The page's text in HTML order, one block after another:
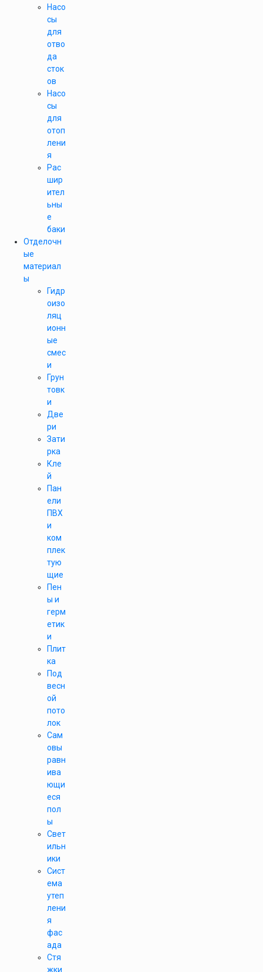
Насо
сы
для
отво
да
сток
ов
Насо
сы
для
отоп
лени
я
Рас
шир
ител
ьны
е
баки
Отделочн
ые
материал
ы
Гидр
оизо
ляц
ионн
ые
смес
и
Грун
товк
и
Две
ри
Зати
рка
Кле
й
Пан
ели
ПВХ
и
ком
плек
тую
щие
Пен
ы и
герм
етик
и
Плит
ка
Под
весн
ой
пото
лок
Сам
овы
равн
ива
ющи
еся
пол
ы
Свет
ильн
ики
Сист
ема
утеп
лени
я
фас
ада
Стя
жки